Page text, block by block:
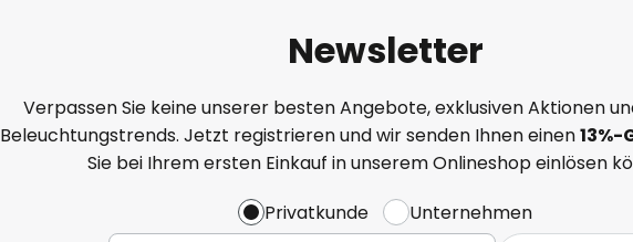
Newsletter
Verpassen Sie keine unserer besten Angebote, exklusiven Aktionen
Beleuchtungstrends. Jetzt registrieren und wir senden Ihnen einen13%-
Sie bei Ihrem ersten Einkauf in unserem Onlineshop einlösen
Privatkunde
Unternehmen